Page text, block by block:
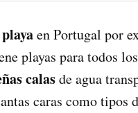
en Portugal por
playas para todos
calasde agua
caras como tipos